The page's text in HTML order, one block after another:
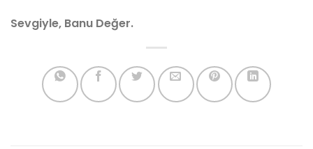
Sevgiyle, Banu Değer.